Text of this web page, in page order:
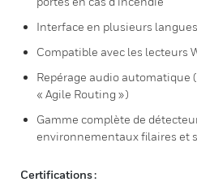
Interface en plusieurs langues
Compatible avec les lecteurs
Repérage audio automatique
« Agile Routing »)
Gamme complète de
environnementaux filaires et
Certifications :